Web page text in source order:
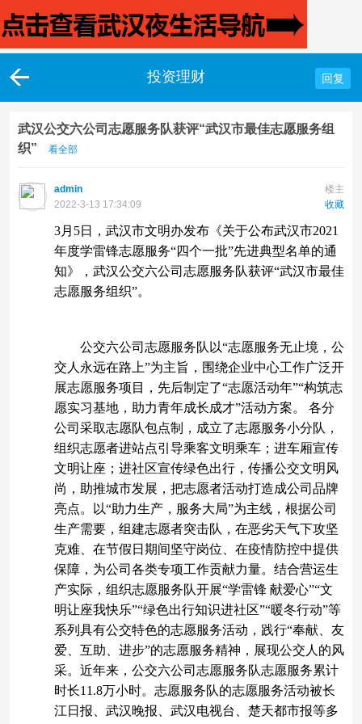
回复
投资理财
武汉公交六公司志愿服务队获评“武汉市最佳志愿服务组
织”
看全部
楼主
admin
收藏
2022-3-13 17:34:09
3月5日，武汉市文明办发布《关于公布武汉市2021
年度学雷锋志愿服务“四个一批”先进典型名单的通
知》，武汉公交六公司志愿服务队获评“武汉市最佳
志愿服务组织”。
公交六公司志愿服务队以“志愿服务无止境，公
交人永远在路上”为主旨，围绕企业中心工作广泛开
展志愿服务项目，先后制定了“志愿活动年”“构筑志
愿实习基地，助力青年成长成才”活动方案。 各分
公司采取志愿队包点制，成立了志愿服务小分队，
组织志愿者进站点引导乘客文明乘车；进车厢宣传
文明让座；进社区宣传绿色出行，传播公交文明风
尚，助推城市发展，把志愿者活动打造成公司品牌
亮点。以“助力生产，服务大局”为主线，根据公司
生产需要，组建志愿者突击队，在恶劣天气下攻坚
克难、在节假日期间坚守岗位、在疫情防控中提供
保障，为公司各类专项工作贡献力量。结合营运生
产实际，组织志愿服务队开展“学雷锋 献爱心”“文
明让座我快乐”“绿色出行知识进社区”“暖冬行动”等
系列具有公交特色的志愿服务活动，践行“奉献、友
爱、互助、进步”的志愿服务精神，展现公交人的风
采。近年来，公交六公司志愿服务队志愿服务累计
时长11.8万小时。志愿服务队的志愿服务活动被长
江日报、武汉晚报、武汉电视台、楚天都市报等多